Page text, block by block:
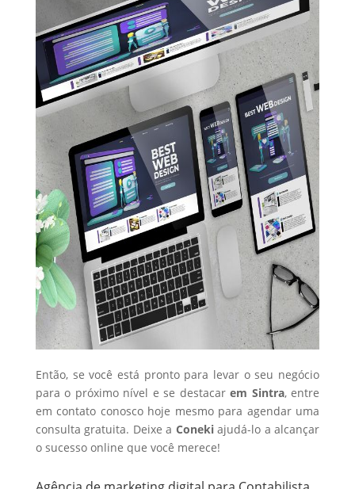
Então, se você está pronto para levar o seu negócio
para o próximo nível e se destacarem Sintra, entre
em contato conosco hoje mesmo para agendar uma
consulta gratuita. Deixe a Conekiajudá-lo a alcançar
o sucesso online que você merece!